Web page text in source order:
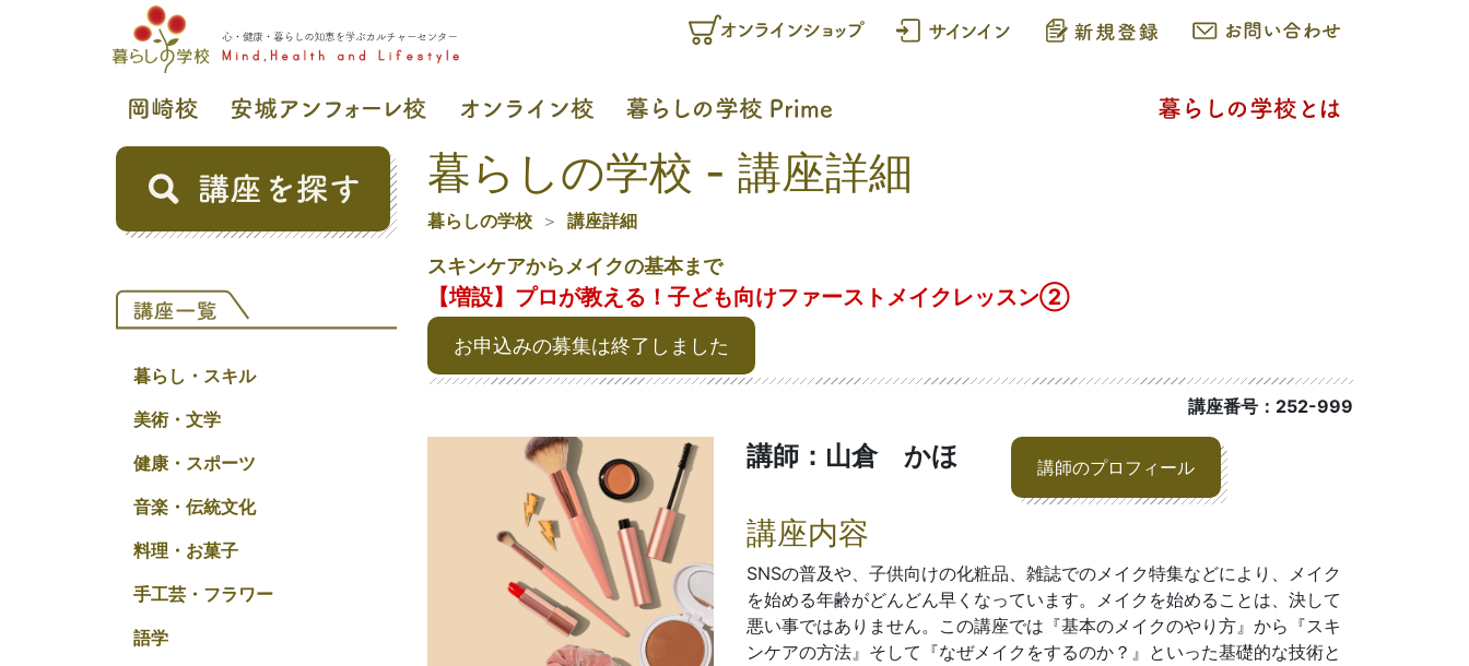
暮らし・スキル
美術・文学
健康・スポーツ
音楽・伝統文化
料理・お菓子
手工芸・フラワー
語学
暮らしの学校 - 講座詳細
暮らしの学校 講座詳細
スキンケアからメイクの基本まで
【増設】プロが教える！子ども向けファーストメイクレッスン➁
お申込みの募集は終了しました
講座番号：252-999
講師：山倉 かほ 講師のプロフィール
講座内容
SNSの普及や、子供向けの化粧品、雑誌でのメイク特集などにより、メイク
を始める年齢がどんどん早くなっています。メイクを始めることは、決して
悪い事ではありません。この講座では『基本のメイクのやり方』から『スキ
ンケアの方法』そして『なぜメイクをするのか？』といった基礎的な技術と